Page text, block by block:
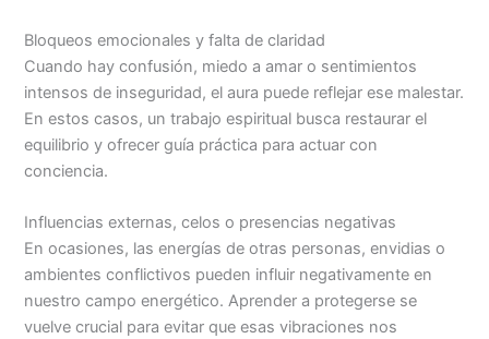
Bloqueos emocionales y falta de claridad
Cuando hay confusión, miedo a amar o sentimientos
intensos de inseguridad, el aura puede reflejar ese malestar.
En estos casos, un trabajo espiritual busca restaurar el
equilibrio y ofrecer guía práctica para actuar con
conciencia.
Influencias externas, celos o presencias negativas
En ocasiones, las energías de otras personas, envidias o
ambientes conflictivos pueden influir negativamente en
nuestro campo energético. Aprender a protegerse se
vuelve crucial para evitar que esas vibraciones nos